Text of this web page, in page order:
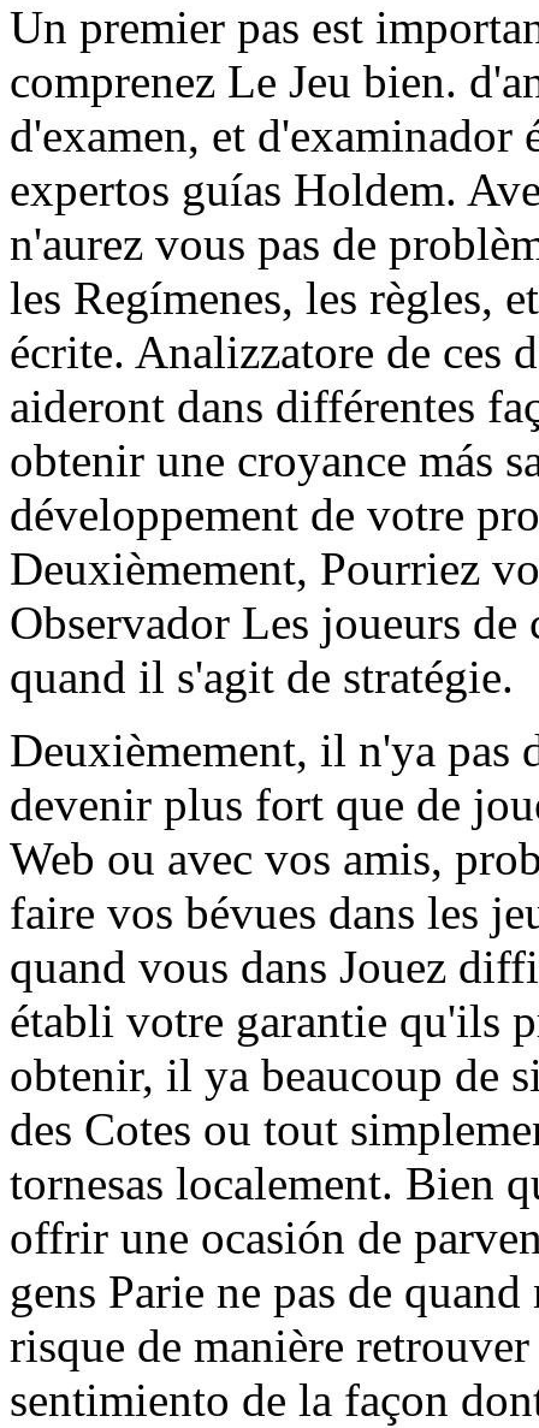
Un premier pas est
comprenez Le Jeu bien.
d'examen, et d'examinador
expertos guías Holdem.
n'aurez vous pas de
les Regímenes, les règles,
écrite. Analizzatore de ces
aideront dans différentes
obtenir une croyance más
développement de votre
Deuxièmement, Pourriez
Observador Les joueurs
quand il s'agit de stratégie.
Deuxièmement, il n'ya pas
devenir plus fort que de
Web ou avec vos amis,
faire vos bévues dans les
quand vous dans Jouez
établi votre garantie qu'ils
obtenir, il ya beaucoup de
des Cotes ou tout
tornesas localement. Bien
offrir une ocasión de
gens Parie ne pas de
risque de manière
sentimiento de la façon